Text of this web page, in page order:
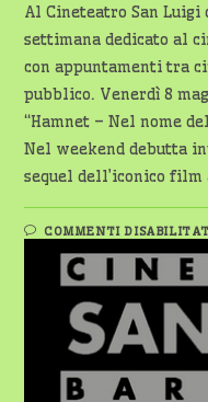
Al Cineteatro San
settimana dedicato al
con appuntamenti tra
pubblico. Venerdì 8
“Hamnet – Nel nome
Nel weekend debutta
sequel dell’iconico
COMMENTI